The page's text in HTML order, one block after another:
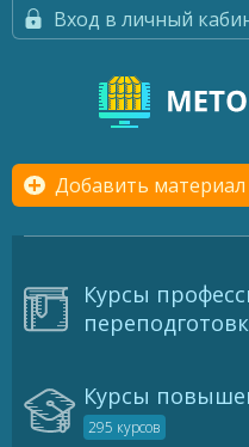
Вход в личный
Добавить материал
Курсы
Курсы
295 курсов